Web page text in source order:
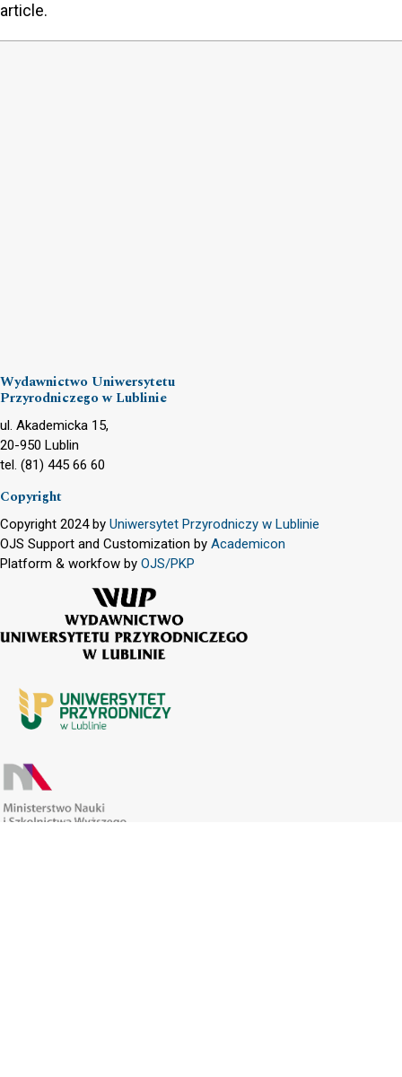
article.
Wydawnictwo Uniwersytetu
Przyrodniczego w Lublinie
ul. Akademicka 15,
20-950 Lublin
tel. (81) 445 66 60
Copyright
Copyright 2024 by Uniwersytet Przyrodniczy w Lublinie
OJS Support and Customization by Academicon
Platform & workfow by OJS/PKP